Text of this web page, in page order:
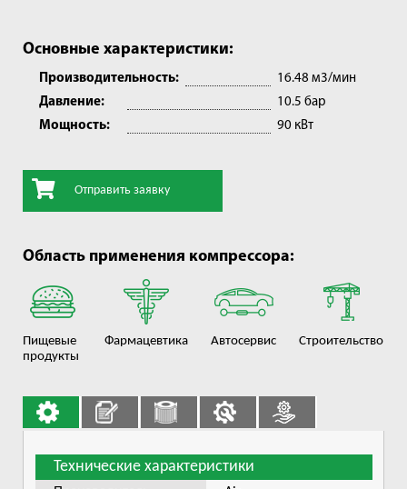
Основные характеристики:
Производительность:
16.48 м3/мин
Давление:
10.5 бар
Мощность:
90 кВт
Отправить заявку
Область применения компрессора:
Пищевые
продукты
Фармацевтика Автосервис Строительство
Технические характеристики